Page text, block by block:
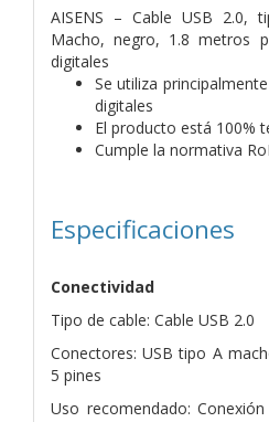
AISENS – Cable USB
Macho, negro, 1.8 metros
digitales
Se utiliza
digitales
El producto está 100%
Cumple la normativa
Especificaciones
Conectividad
Tipo de cable: Cable USB 2.0
Conectores: USB tipo A
5 pines
Uso recomendado: